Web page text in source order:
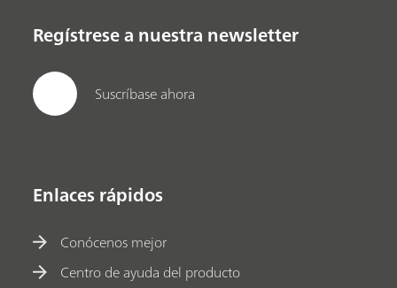
Regístrese a nuestra newsletter
Suscríbase ahora
Enlaces rápidos
Conócenos mejor
Centro de ayuda del producto